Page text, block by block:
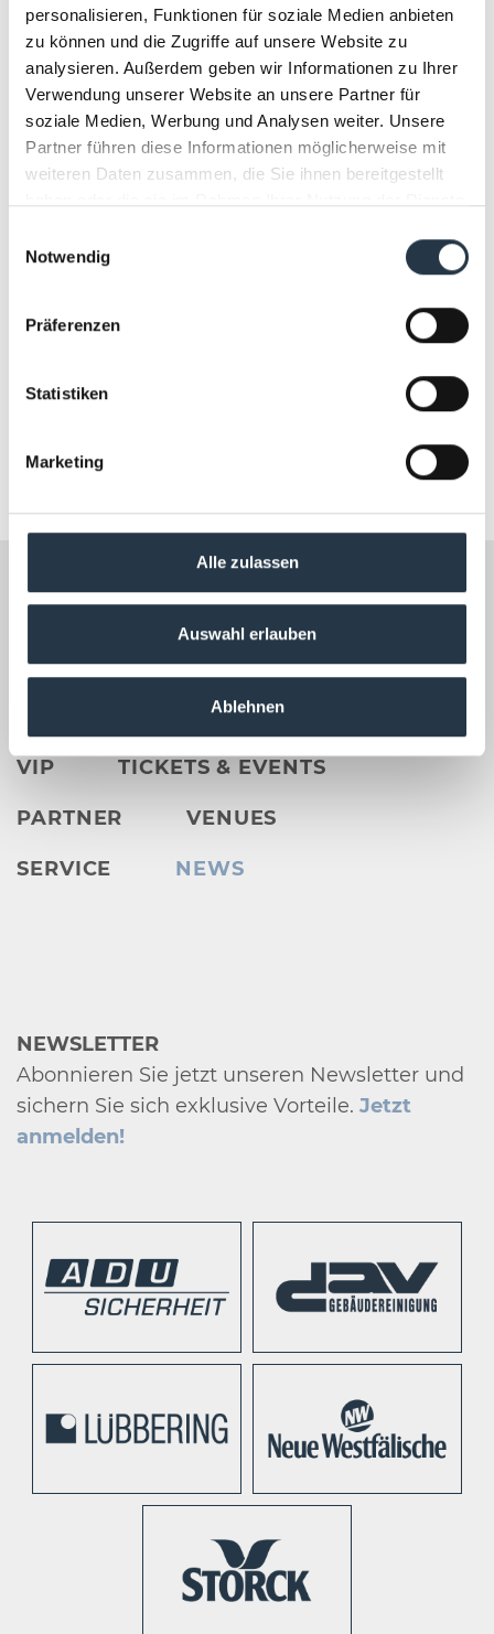
personalisieren, Funktionen für soziale Medien anbieten
zu können und die Zugriffe auf unsere Website zu
analysieren. Außerdem geben wir Informationen zu Ihrer
Verwendung unserer Website an unsere Partner für
soziale Medien, Werbung und Analysen weiter. Unsere
Partner führen diese Informationen möglicherweise mit
weiteren Daten zusammen, die Sie ihnen bereitgestellt
Notwendig
Präferenzen
Statistiken
Marketing
Alle zulassen
Auswahl erlauben
Ablehnen
ALLE ANSCHAUEN
© Pollert
karten@heristo-arena.nrw
VIP TICKETS & EVENTS
PARTNER VENUES
SERVICE NEWS
NEWSLETTER
Abonnieren Sie jetzt unseren Newsletter und
sichern Sie sich exklusive Vorteile. Jetzt
anmelden!